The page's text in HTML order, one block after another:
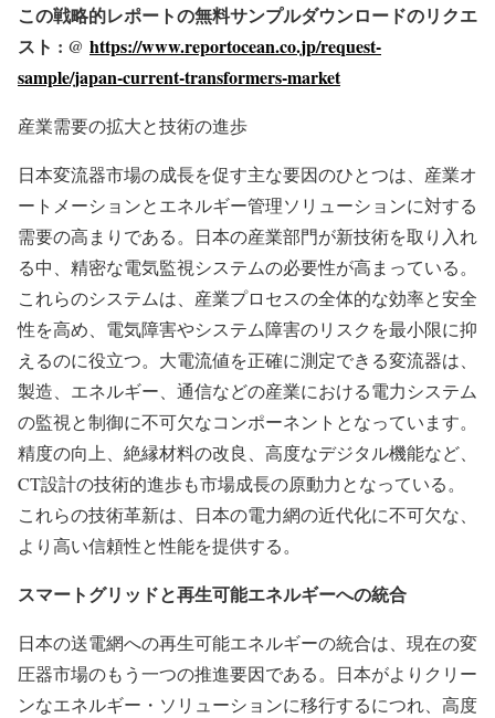
この戦略的レポートの無料サンプルダウンロードのリクエ
スト : @ https://www.reportocean.co.jp/request-
sample/japan-current-transformers-market
産業需要の拡大と技術の進歩
日本変流器市場の成長を促す主な要因のひとつは、産業オ
ートメーションとエネルギー管理ソリューションに対する
需要の高まりである。日本の産業部門が新技術を取り入れ
る中、精密な電気監視システムの必要性が高まっている。
これらのシステムは、産業プロセスの全体的な効率と安全
性を高め、電気障害やシステム障害のリスクを最小限に抑
えるのに役立つ。大電流値を正確に測定できる変流器は、
製造、エネルギー、通信などの産業における電力システム
の監視と制御に不可欠なコンポーネントとなっています。
精度の向上、絶縁材料の改良、高度なデジタル機能など、
CT設計の技術的進歩も市場成長の原動力となっている。
これらの技術革新は、日本の電力網の近代化に不可欠な、
より高い信頼性と性能を提供する。
スマートグリッドと再生可能エネルギーへの統合
日本の送電網への再生可能エネルギーの統合は、現在の変
圧器市場のもう一つの推進要因である。日本がよりクリー
ンなエネルギー・ソリューションに移行するにつれ、高度